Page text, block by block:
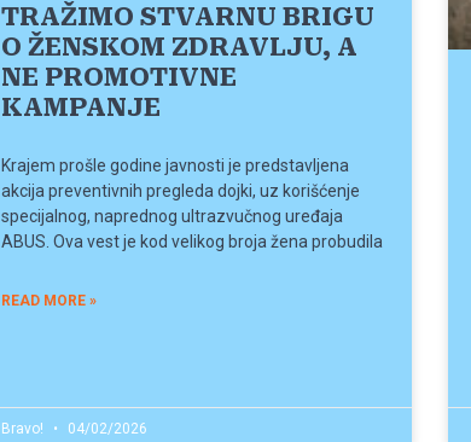
TRAŽIMO STVARNU BRIGU
O ŽENSKOM ZDRAVLJU, A
NE PROMOTIVNE
KAMPANJE
Krajem prošle godine javnosti je predstavljena
akcija preventivnih pregleda dojki, uz korišćenje
specijalnog, naprednog ultrazvučnog uređaja
ABUS. Ova vest je kod velikog broja žena probudila
READ MORE »
Bravo! 04/02/2026